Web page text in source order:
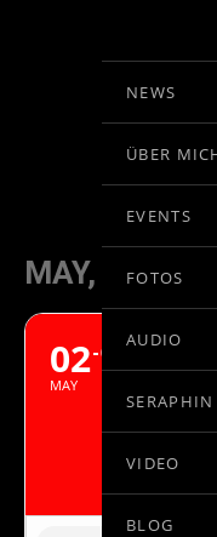
VIOLINE
NEWS
ÜBER
EVENTS
FOTOS
AUDIO
VIDEO
BLOG
MAY, 2024
02
MAY
04
DIE
UND